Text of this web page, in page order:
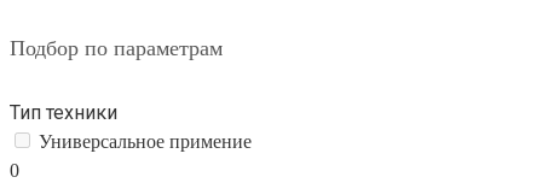
Подбор по параметрам
Тип техники
Универсальное примение
0